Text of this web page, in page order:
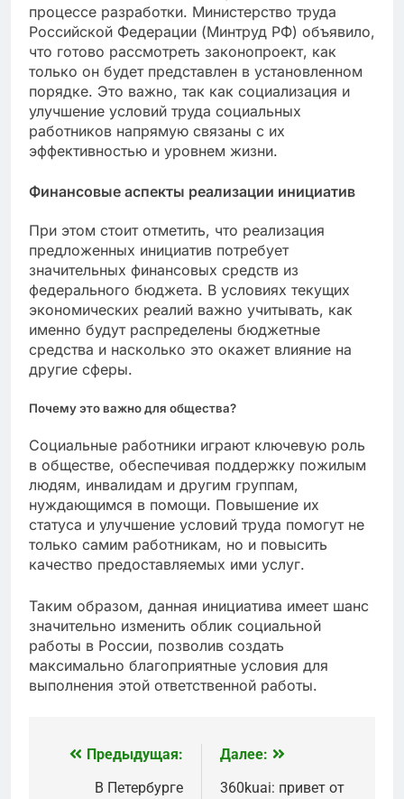
процессе разработки. Министерство труда
Российской Федерации (Минтруд РФ) объявило,
что готово рассмотреть законопроект, как
только он будет представлен в установленном
порядке. Это важно, так как социализация и
улучшение условий труда социальных
работников напрямую связаны с их
эффективностью и уровнем жизни.
Финансовые аспекты реализации инициатив
При этом стоит отметить, что реализация
предложенных инициатив потребует
значительных финансовых средств из
федерального бюджета. В условиях текущих
экономических реалий важно учитывать, как
именно будут распределены бюджетные
средства и насколько это окажет влияние на
другие сферы.
Почему это важно для общества?
Социальные работники играют ключевую роль
в обществе, обеспечивая поддержку пожилым
людям, инвалидам и другим группам,
нуждающимся в помощи. Повышение их
статуса и улучшение условий труда помогут не
только самим работникам, но и повысить
качество предоставляемых ими услуг.
Таким образом, данная инициатива имеет шанс
значительно изменить облик социальной
работы в России, позволив создать
максимально благоприятные условия для
выполнения этой ответственной работы.
Навигация
Предыдущая:
В Петербурге
Далее:
360kuai: привет от